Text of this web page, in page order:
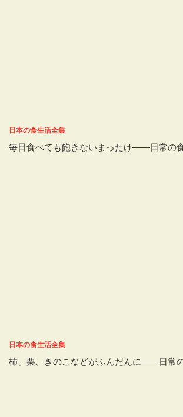
日本の食生活全集
毎日食べても飽きないまったけ――日常の
日本の食生活全集
柿、栗、きのこなどがふんだんに――日常